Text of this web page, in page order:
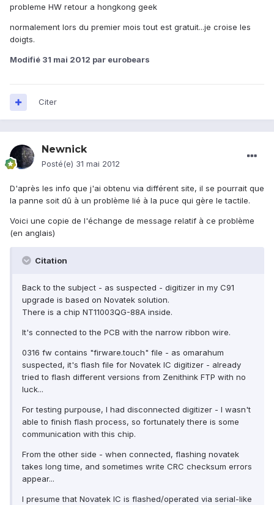
probleme HW retour a hongkong geek
normalement lors du premier mois tout est gratuit...je croise les
doigts.
Modifié 31 mai 2012 par eurobears
Citer
Newnick
Posté(e) 31 mai 2012
D'après les info que j'ai obtenu via différent site, il se pourrait que
la panne soit dû à un problème lié à la puce qui gère le tactile.
Voici une copie de l'échange de message relatif à ce problème
(en anglais)
Citation
Back to the subject - as suspected - digitizer in my C91
upgrade is based on Novatek solution.
There is a chip NT11003QG-88A inside.
It's connected to the PCB with the narrow ribbon wire.
0316 fw contains "firware.touch" file - as omarahum
suspected, it's flash file for Novatek IC digitizer - already
tried to flash different versions from Zenithink FTP with no
luck...
For testing purpouse, I had disconnected digitizer - I wasn't
able to finish flash process, so fortunately there is some
communication with this chip.
From the other side - when connected, flashing novatek
takes long time, and sometimes write CRC checksum errors
appear...
I presume that Novatek IC is flashed/operated via serial-like